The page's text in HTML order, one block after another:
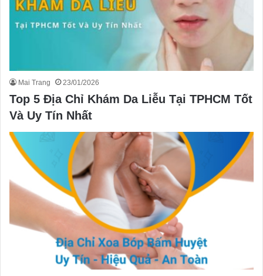
Mai Trang 23/01/2026
Top 5 Địa Chỉ Khám Da Liễu Tại TPHCM Tốt
Và Uy Tín Nhất